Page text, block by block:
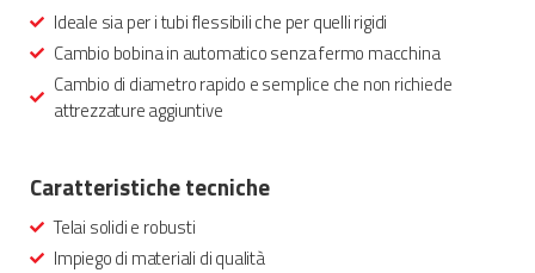
Ideale sia per i tubi flessibili che per quelli rigidi
Cambio bobina in automatico senza fermo macchina
Cambio di diametro rapido e semplice che non richiede
attrezzature aggiuntive
Caratteristiche tecniche
Telai solidi e robusti
Impiego di materiali di qualità